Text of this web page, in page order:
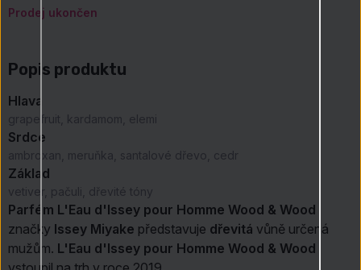
Prodej ukončen
Popis produktu
Hlava
grapefruit, kardamom, elemi
Srdce
ambroxan, meruňka, santalové dřevo, cedr
Základ
vetiver, pačuli, dřevité tóny
Parfém L'Eau d'Issey pour Homme Wood & Wood
značky Issey Miyake představuje dřevitá vůně určená
mužům. L'Eau d'Issey pour Homme Wood & Wood